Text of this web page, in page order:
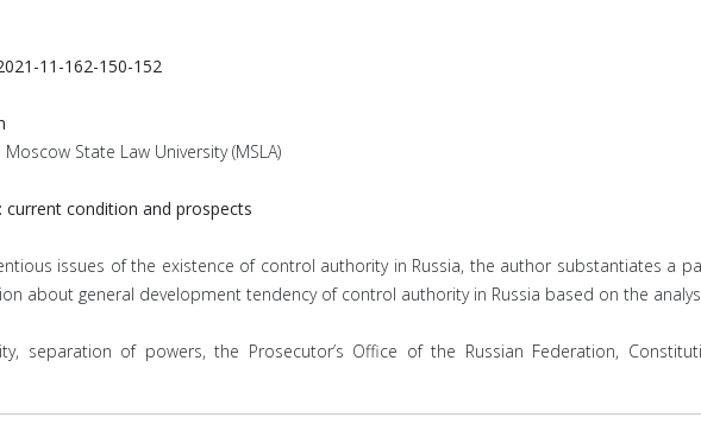
11-162-150-152
State Law University (MSLA)
current condition and prospects
issues of the existence of control authority in Russia, the author substantiates a
about general development tendency of control authority in Russia based on the
separation of powers, the Prosecutor’s Office of the Russian Federation,